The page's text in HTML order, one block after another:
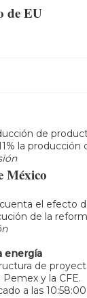
de EU
de
la
México
el efecto
de la
energía
de
y la CFE.
a las 10:58:00